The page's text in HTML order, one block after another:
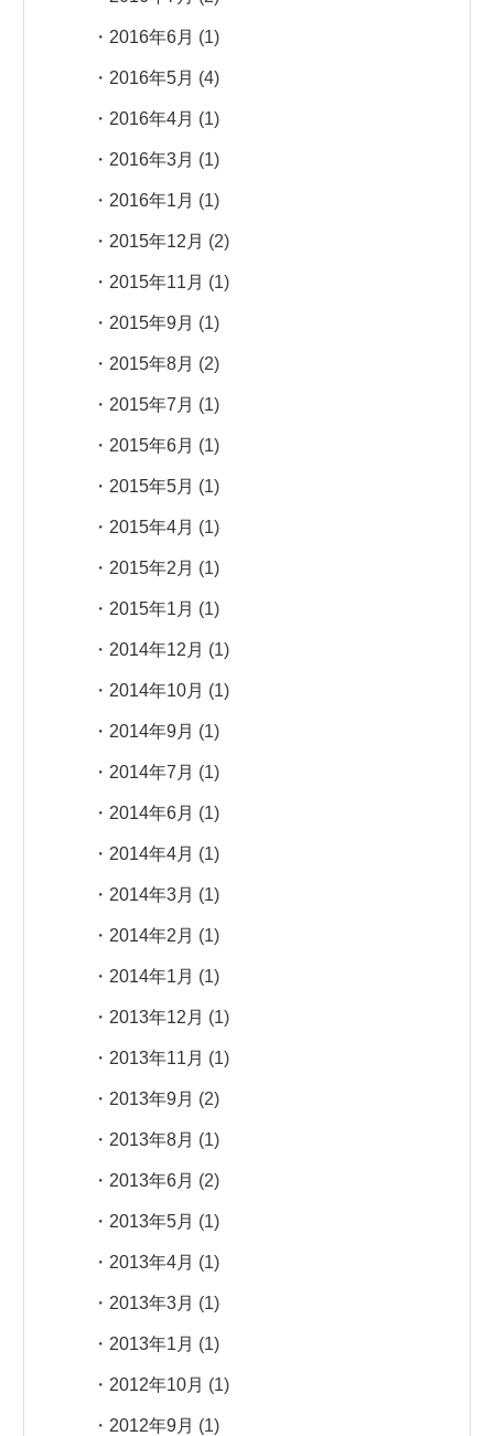
2016年6月 (1)
2016年5月 (4)
2016年4月 (1)
2016年3月 (1)
2016年1月 (1)
2015年12月 (2)
2015年11月 (1)
2015年9月 (1)
2015年8月 (2)
2015年7月 (1)
2015年6月 (1)
2015年5月 (1)
2015年4月 (1)
2015年2月 (1)
2015年1月 (1)
2014年12月 (1)
2014年10月 (1)
2014年9月 (1)
2014年7月 (1)
2014年6月 (1)
2014年4月 (1)
2014年3月 (1)
2014年2月 (1)
2014年1月 (1)
2013年12月 (1)
2013年11月 (1)
2013年9月 (2)
2013年8月 (1)
2013年6月 (2)
2013年5月 (1)
2013年4月 (1)
2013年3月 (1)
2013年1月 (1)
2012年10月 (1)
2012年9月 (1)